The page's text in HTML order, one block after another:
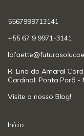
5567999713141
+55 67 9 9971-3141
R. Lino do Amaral
Cardinal, Ponta Porã -
Visite o nosso Blog!
Início